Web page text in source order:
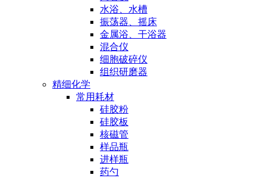
水浴、水槽
振荡器、摇床
金属浴、干浴器
混合仪
细胞破碎仪
组织研磨器
精细化学
常用耗材
硅胶粉
硅胶板
核磁管
样品瓶
进样瓶
药勺